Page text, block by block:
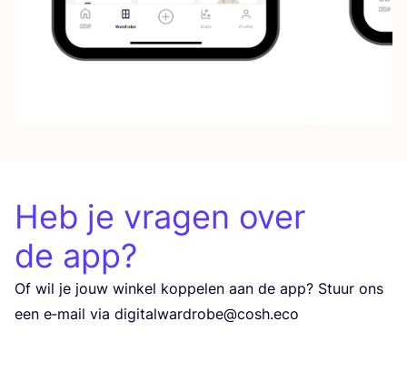
Heb je vragen over
de app?
Of wil je jouw win­kel kop­pe­len aan de app? Stuur ons
een e‑mail via digitalwardrobe@cosh.eco